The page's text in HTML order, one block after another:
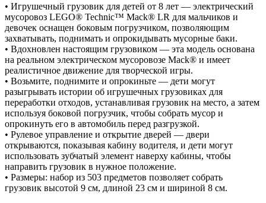
• Игрушечный грузовик для детей от 8 лет — электрический
мусоровоз LEGO® Technic™ Mack® LR для мальчиков и
девочек оснащен боковым погрузчиком, позволяющим
захватывать, поднимать и опрокидывать мусорные баки.
• Вдохновлен настоящим грузовиком — эта модель основана
на реальном электрическом мусоровозе Mack® и имеет
реалистичное движение для творческой игры.
• Возьмите, поднимите и опрокиньте — дети могут
разыгрывать истории об игрушечных грузовиках для
переработки отходов, устанавливая грузовик на место, а затем
используя боковой погрузчик, чтобы собрать мусор и
опрокинуть его в автомобиль перед разгрузкой.
• Рулевое управление и открытие дверей — двери
открываются, показывая кабину водителя, и дети могут
использовать зубчатый элемент наверху кабины, чтобы
направить грузовик в нужное положение.
• Размеры: набор из 503 предметов позволяет собрать
грузовик высотой 9 см, длиной 23 см и шириной 8 см.